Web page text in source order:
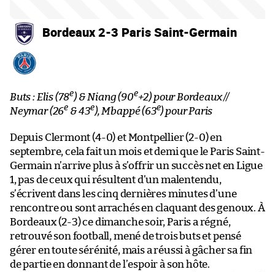
Bordeaux 2-3 Paris Saint-Germain
Buts : Elis (78e) & Niang (90e+2) pour Bordeaux //
Neymar (26e & 43e), Mbappé (63e) pour Paris
Depuis Clermont (4-0) et Montpellier (2-0) en
septembre, cela fait un mois et demi que le Paris Saint-
Germain n’arrive plus à s’offrir un succès net en Ligue
1, pas de ceux qui résultent d’un malentendu,
s’écrivent dans les cinq dernières minutes d’une
rencontre ou sont arrachés en claquant des genoux. À
Bordeaux (2-3) ce dimanche soir, Paris a régné,
retrouvé son football, mené de trois buts et pensé
gérer en toute sérénité, mais a réussi à gâcher sa fin
de partie en donnant de l’espoir à son hôte.